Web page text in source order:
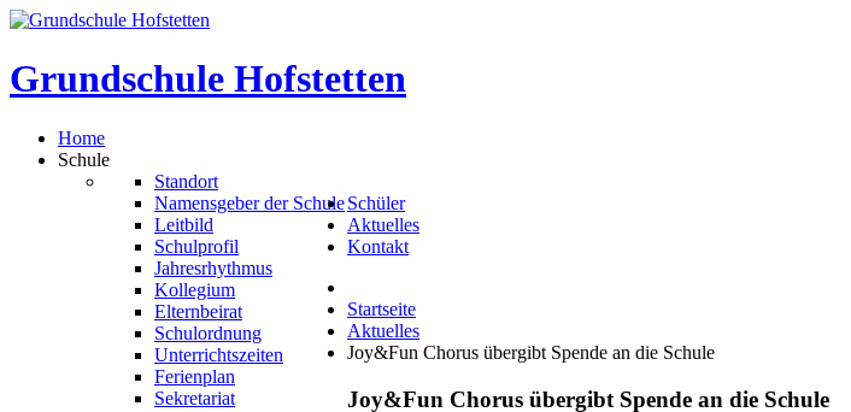
Grundschule Hofstetten
Home
Schule
Standort
Namensgeber der Schule
Leitbild
Schulprofil
Jahresrhythmus
Kollegium
Elternbeirat
Schulordnung
Unterrichtszeiten
Ferienplan
Sekretariat
Schüler
Aktuelles
Kontakt
Startseite
Aktuelles
Joy&Fun Chorus übergibt Spende an die Schule
Joy&Fun Chorus übergibt Spende an die Schule